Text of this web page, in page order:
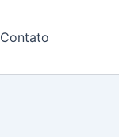
Contato